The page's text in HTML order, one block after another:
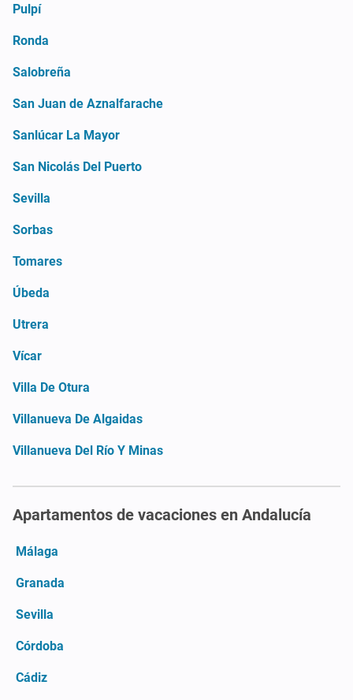
Pulpí
Ronda
Salobreña
San Juan de Aznalfarache
Sanlúcar La Mayor
San Nicolás Del Puerto
Sevilla
Sorbas
Tomares
Úbeda
Utrera
Vícar
Villa De Otura
Villanueva De Algaidas
Villanueva Del Río Y Minas
Apartamentos de vacaciones en Andalucía
Málaga
Granada
Sevilla
Córdoba
Cádiz